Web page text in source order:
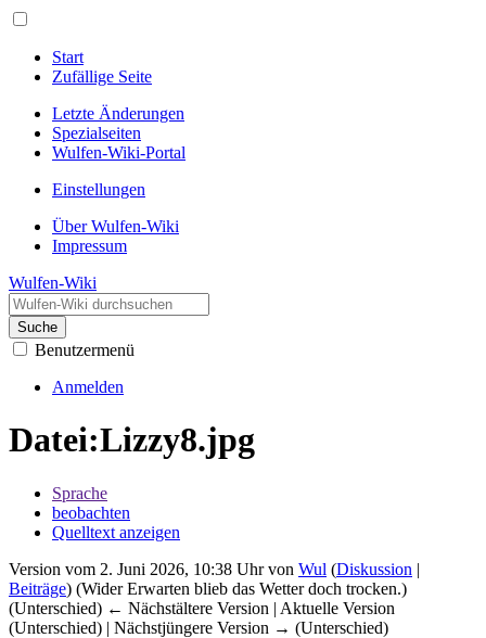
Start
Zufällige Seite
Letzte Änderungen
Spezialseiten
Wulfen-Wiki-Portal
Einstellungen
Über Wulfen-Wiki
Impressum
Wulfen-Wiki
Suche
Benutzermenü
Anmelden
Datei:Lizzy8.jpg
Sprache
beobachten
Quelltext anzeigen
Version vom 2. Juni 2026, 10:38 Uhr von Wul (Diskussion |
Beiträge) (Wider Erwarten blieb das Wetter doch trocken.)
(Unterschied) ← Nächstältere Version | Aktuelle Version
(Unterschied) | Nächstjüngere Version → (Unterschied)